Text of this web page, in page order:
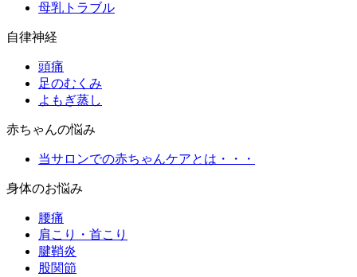
母乳トラブル
自律神経
頭痛
足のむくみ
よもぎ蒸し
赤ちゃんの悩み
当サロンでの赤ちゃんケアとは・・・
身体のお悩み
腰痛
肩こり・首こり
腱鞘炎
股関節